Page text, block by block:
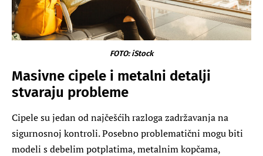
FOTO: iStock
Masivne cipele i metalni detalji
stvaraju probleme
Cipele su jedan od najčešćih razloga zadržavanja na
sigurnosnoj kontroli. Posebno problematični mogu biti
modeli s debelim potplatima, metalnim kopčama,